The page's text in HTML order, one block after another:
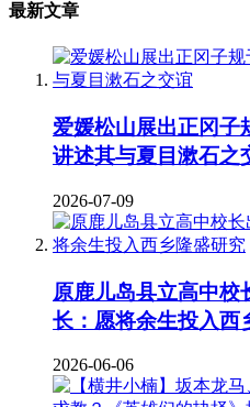
最新文章
爱媛松山展出正冈子
讲述其与夏目漱石之
2026-07-09
原鹿儿岛县立高中校
长：愿将余生投入西
2026-06-06